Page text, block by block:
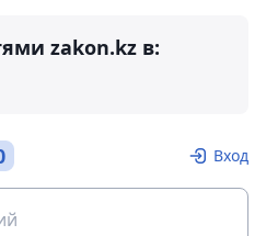
zakon.kz в:
Вход